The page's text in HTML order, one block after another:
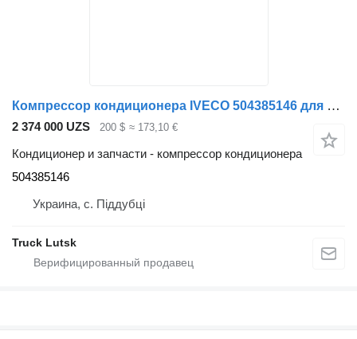
Компрессор кондиционера IVECO 504385146 для тягача IVECO Stralis
2 374 000 UZS 200 $ ≈ 173,10 €
Кондиционер и запчасти - компрессор кондиционера
504385146
Украина, с. Піддубці
Truck Lutsk